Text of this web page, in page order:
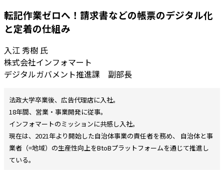
転記作業ゼロへ！請求書などの帳票のデジタル化
と定着の仕組み
入江 秀樹 氏
株式会社インフォマート
デジタルガバメント推進課 副部長
法政大学卒業後、広告代理店に入社。
18年間、営業・事業開発に従事。
インフォマートのミッションに共感し入社。
現在は、2021年より開始した自治体事業の責任者を務め、 自治体と事
業者（=地域）の生産性向上をBtoBプラットフォームを通じて推進し
ている。